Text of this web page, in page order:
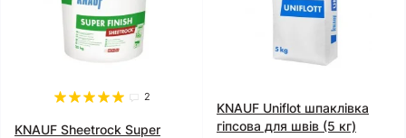
2
KNAUF Sheetrock Super
KNAUF Uniflot шпаклівка
гіпсова для швів (5 кг)